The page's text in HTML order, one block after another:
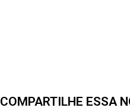
COMPARTILHE ESSA